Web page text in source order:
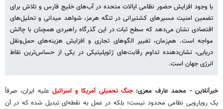
با وجود افزایش حضور نظامی ایالات متحده در آب‌های خلیج فارس و تلاش برای
تضمین امنیت مسیرهای کشتیرانی در تنگه هرمز، شواهد میدانی و تحلیل‌های
اقتصادی نشان می‌دهد که سطح ثبات در این گذرگاه راهبردی همچنان با چالش
مواجه است. هم‌زمان، تغییر الگوهای تجاری و افزایش هزینه‌های حمل‌ونقل
دریایی، نشان‌دهنده تداوم رقابت‌های ژئوپلیتیکی در یکی از حساس‌ترین نقاط
انرژی جهان است.
خبرآنلاین - محمد عارف معزی:جنگ تحمیلی آمریکا و اسرائیلعلیه ایران، صرفاً
یک رویارویی نظامی محدود نیست؛ بلکه در عمل به نقطه‌ای تبدیل شده که در آن